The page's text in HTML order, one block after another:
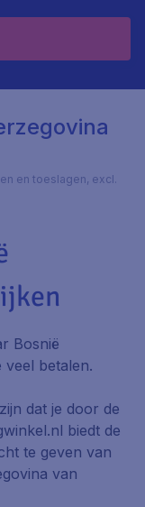
en toeslagen, excl.
Bosnië
veel betalen.
dat je door de
biedt de
te geven van
van